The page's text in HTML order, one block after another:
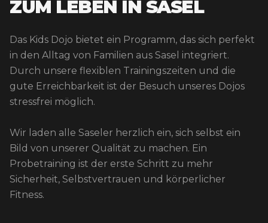
ZUM LEBEN IN SASEL
Das Kids Dojo bietet ein Programm, das sich perfekt
in den Alltag von Familien aus Sasel integriert.
Durch unsere flexiblen Trainingszeiten und die
gute Erreichbarkeit ist der Besuch unseres Dojos
stressfrei möglich.
Wir laden alle Saseler herzlich ein, sich selbst ein
Bild von unserer Qualität zu machen. Ein
Probetraining ist der erste Schritt zu mehr
Sicherheit, Selbstvertrauen und körperlicher
Fitness.